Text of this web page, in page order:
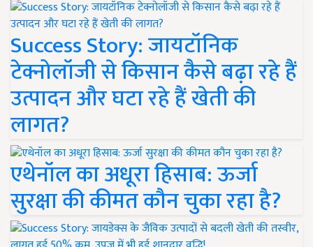
Success Story: जायटॉनिक
टेक्नोलॉजी से किसान कैसे बढ़ा रहे हैं
उत्पादन और घटा रहे हैं खेती की
लागत?
एथेनॉल का अधूरा हिसाब: ऊर्जा
सुरक्षा की कीमत कौन चुका रहा है?